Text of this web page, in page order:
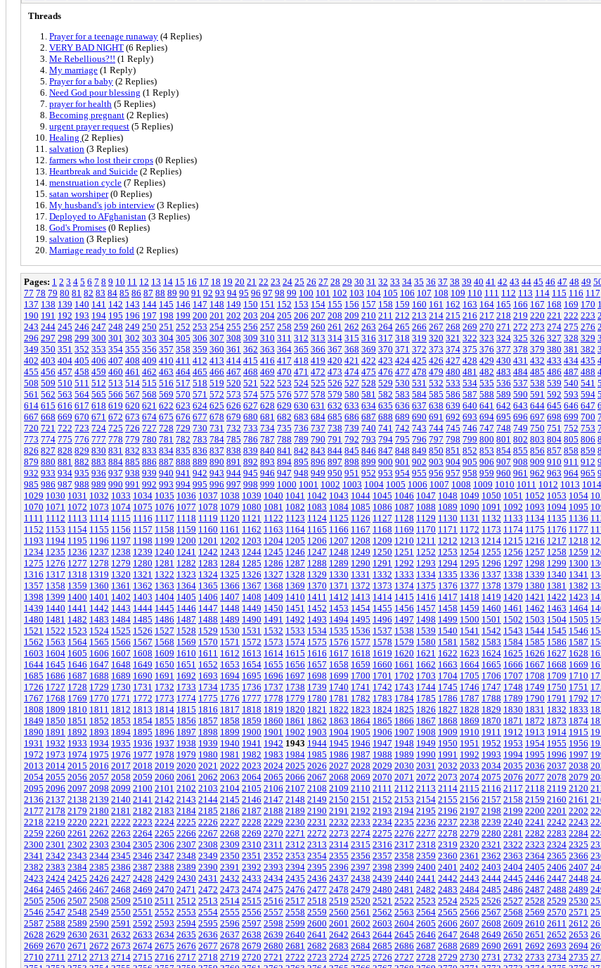
Threads
Prayer for a teenage runaway (4 Replies)
VERY BAD NIGHT (6 Replies)
Me Rebellious?!! (1 Reply)
My marriage (1 Reply)
Prayer for a baby (2 Replies)
Need God pour blessing (1 Reply)
prayer for health (5 Replies)
Becoming pregnant (2 Replies)
urgent prayer request (5 Replies)
Healing (2 Replies)
salvation (3 Replies)
farmers who lost their crops (0 Replies)
Heartbreak and Suicide (2 Replies)
menstruation cycle (7 Replies)
satan worshiper(0 Replies)
My husband's job interview(3 Replies)
Deployed to AFghanistan (3 Replies)
God's Promises (0 Replies)
salvation (3 Replies)
Marriage ready to fold (2 Replies)
Pages: 1 2 3 4 5 6 7 8 9 10 11 12 13 14 15 16 17 18 19 20 21 22 23 24 25 26 27 28 29 30 31 32 33 34 35 36 37 38 39 40 41 42 43 44 45 46 47 48 49
77 78 79 80 81 82 83 84 85 86 87 88 89 90 91 92 93 94 95 96 97 98 99 100 101 102 103 104 105 106 107 108 109 110 111 112 113 114 115 116 117
137 138 139 140 141 142 143 144 145 146 147 148 149 150 151 152 153 154 155 156 157 158 159 160 161 162 163 164 165 166 167 168 169 170
190 191 192 193 194 195 196 197 198 199 200 201 202 203 204 205 206 207 208 209 210 211 212 213 214 215 216 217 218 219 220 221 222 223
243 244 245 246 247 248 249 250 251 252 253 254 255 256 257 258 259 260 261 262 263 264 265 266 267 268 269 270 271 272 273 274 275 276
296 297 298 299 300 301 302 303 304 305 306 307 308 309 310 311 312 313 314 315 316 317 318 319 320 321 322 323 324 325 326 327 328 329
349 350 351 352 353 354 355 356 357 358 359 360 361 362 363 364 365 366 367 368 369 370 371 372 373 374 375 376 377 378 379 380 381 382
402 403 404 405 406 407 408 409 410 411 412 413 414 415 416 417 418 419 420 421 422 423 424 425 426 427 428 429 430 431 432 433 434 435
455 456 457 458 459 460 461 462 463 464 465 466 467 468 469 470 471 472 473 474 475 476 477 478 479 480 481 482 483 484 485 486 487 488
508 509 510 511 512 513 514 515 516 517 518 519 520 521 522 523 524 525 526 527 528 529 530 531 532 533 534 535 536 537 538 539 540 541
561 562 563 564 565 566 567 568 569 570 571 572 573 574 575 576 577 578 579 580 581 582 583 584 585 586 587 588 589 590 591 592 593 594
614 615 616 617 618 619 620 621 622 623 624 625 626 627 628 629 630 631 632 633 634 635 636 637 638 639 640 641 642 643 644 645 646 647
667 668 669 670 671 672 673 674 675 676 677 678 679 680 681 682 683 684 685 686 687 688 689 690 691 692 693 694 695 696 697 698 699 700
720 721 722 723 724 725 726 727 728 729 730 731 732 733 734 735 736 737 738 739 740 741 742 743 744 745 746 747 748 749 750 751 752 753
773 774 775 776 777 778 779 780 781 782 783 784 785 786 787 788 789 790 791 792 793 794 795 796 797 798 799 800 801 802 803 804 805 806
826 827 828 829 830 831 832 833 834 835 836 837 838 839 840 841 842 843 844 845 846 847 848 849 850 851 852 853 854 855 856 857 858 859
879 880 881 882 883 884 885 886 887 888 889 890 891 892 893 894 895 896 897 898 899 900 901 902 903 904 905 906 907 908 909 910 911 912
932 933 934 935 936 937 938 939 940 941 942 943 944 945 946 947 948 949 950 951 952 953 954 955 956 957 958 959 960 961 962 963 964 965
985 986 987 988 989 990 991 992 993 994 995 996 997 998 999 1000 1001 1002 1003 1004 1005 1006 1007 1008 1009 1010 1011 1012 1013 1014
1029 1030 1031 1032 1033 1034 1035 1036 1037 1038 1039 1040 1041 1042 1043 1044 1045 1046 1047 1048 1049 1050 1051 1052 1053 1054
1070 1071 1072 1073 1074 1075 1076 1077 1078 1079 1080 1081 1082 1083 1084 1085 1086 1087 1088 1089 1090 1091 1092 1093 1094 1095
1111 1112 1113 1114 1115 1116 1117 1118 1119 1120 1121 1122 1123 1124 1125 1126 1127 1128 1129 1130 1131 1132 1133 1134 1135 1136
1152 1153 1154 1155 1156 1157 1158 1159 1160 1161 1162 1163 1164 1165 1166 1167 1168 1169 1170 1171 1172 1173 1174 1175 1176 1177
1193 1194 1195 1196 1197 1198 1199 1200 1201 1202 1203 1204 1205 1206 1207 1208 1209 1210 1211 1212 1213 1214 1215 1216 1217 1218
1234 1235 1236 1237 1238 1239 1240 1241 1242 1243 1244 1245 1246 1247 1248 1249 1250 1251 1252 1253 1254 1255 1256 1257 1258 1259
1275 1276 1277 1278 1279 1280 1281 1282 1283 1284 1285 1286 1287 1288 1289 1290 1291 1292 1293 1294 1295 1296 1297 1298 1299 1300
1316 1317 1318 1319 1320 1321 1322 1323 1324 1325 1326 1327 1328 1329 1330 1331 1332 1333 1334 1335 1336 1337 1338 1339 1340 1341
1357 1358 1359 1360 1361 1362 1363 1364 1365 1366 1367 1368 1369 1370 1371 1372 1373 1374 1375 1376 1377 1378 1379 1380 1381 1382
1398 1399 1400 1401 1402 1403 1404 1405 1406 1407 1408 1409 1410 1411 1412 1413 1414 1415 1416 1417 1418 1419 1420 1421 1422 1423
1439 1440 1441 1442 1443 1444 1445 1446 1447 1448 1449 1450 1451 1452 1453 1454 1455 1456 1457 1458 1459 1460 1461 1462 1463 1464
1480 1481 1482 1483 1484 1485 1486 1487 1488 1489 1490 1491 1492 1493 1494 1495 1496 1497 1498 1499 1500 1501 1502 1503 1504 1505
1521 1522 1523 1524 1525 1526 1527 1528 1529 1530 1531 1532 1533 1534 1535 1536 1537 1538 1539 1540 1541 1542 1543 1544 1545 1546
1562 1563 1564 1565 1566 1567 1568 1569 1570 1571 1572 1573 1574 1575 1576 1577 1578 1579 1580 1581 1582 1583 1584 1585 1586 1587
1603 1604 1605 1606 1607 1608 1609 1610 1611 1612 1613 1614 1615 1616 1617 1618 1619 1620 1621 1622 1623 1624 1625 1626 1627 1628
1644 1645 1646 1647 1648 1649 1650 1651 1652 1653 1654 1655 1656 1657 1658 1659 1660 1661 1662 1663 1664 1665 1666 1667 1668 1669
1685 1686 1687 1688 1689 1690 1691 1692 1693 1694 1695 1696 1697 1698 1699 1700 1701 1702 1703 1704 1705 1706 1707 1708 1709 1710
1726 1727 1728 1729 1730 1731 1732 1733 1734 1735 1736 1737 1738 1739 1740 1741 1742 1743 1744 1745 1746 1747 1748 1749 1750 1751
1767 1768 1769 1770 1771 1772 1773 1774 1775 1776 1777 1778 1779 1780 1781 1782 1783 1784 1785 1786 1787 1788 1789 1790 1791 1792
1808 1809 1810 1811 1812 1813 1814 1815 1816 1817 1818 1819 1820 1821 1822 1823 1824 1825 1826 1827 1828 1829 1830 1831 1832 1833
1849 1850 1851 1852 1853 1854 1855 1856 1857 1858 1859 1860 1861 1862 1863 1864 1865 1866 1867 1868 1869 1870 1871 1872 1873 1874
1890 1891 1892 1893 1894 1895 1896 1897 1898 1899 1900 1901 1902 1903 1904 1905 1906 1907 1908 1909 1910 1911 1912 1913 1914 1915
1931 1932 1933 1934 1935 1936 1937 1938 1939 1940 1941 1942 1943 1944 1945 1946 1947 1948 1949 1950 1951 1952 1953 1954 1955 1956
1972 1973 1974 1975 1976 1977 1978 1979 1980 1981 1982 1983 1984 1985 1986 1987 1988 1989 1990 1991 1992 1993 1994 1995 1996 1997
2013 2014 2015 2016 2017 2018 2019 2020 2021 2022 2023 2024 2025 2026 2027 2028 2029 2030 2031 2032 2033 2034 2035 2036 2037 2038
2054 2055 2056 2057 2058 2059 2060 2061 2062 2063 2064 2065 2066 2067 2068 2069 2070 2071 2072 2073 2074 2075 2076 2077 2078 2079
2095 2096 2097 2098 2099 2100 2101 2102 2103 2104 2105 2106 2107 2108 2109 2110 2111 2112 2113 2114 2115 2116 2117 2118 2119 2120
2136 2137 2138 2139 2140 2141 2142 2143 2144 2145 2146 2147 2148 2149 2150 2151 2152 2153 2154 2155 2156 2157 2158 2159 2160 2161
2177 2178 2179 2180 2181 2182 2183 2184 2185 2186 2187 2188 2189 2190 2191 2192 2193 2194 2195 2196 2197 2198 2199 2200 2201 2202
2218 2219 2220 2221 2222 2223 2224 2225 2226 2227 2228 2229 2230 2231 2232 2233 2234 2235 2236 2237 2238 2239 2240 2241 2242 2243
2259 2260 2261 2262 2263 2264 2265 2266 2267 2268 2269 2270 2271 2272 2273 2274 2275 2276 2277 2278 2279 2280 2281 2282 2283 2284
2300 2301 2302 2303 2304 2305 2306 2307 2308 2309 2310 2311 2312 2313 2314 2315 2316 2317 2318 2319 2320 2321 2322 2323 2324 2325
2341 2342 2343 2344 2345 2346 2347 2348 2349 2350 2351 2352 2353 2354 2355 2356 2357 2358 2359 2360 2361 2362 2363 2364 2365 2366
2382 2383 2384 2385 2386 2387 2388 2389 2390 2391 2392 2393 2394 2395 2396 2397 2398 2399 2400 2401 2402 2403 2404 2405 2406 2407
2423 2424 2425 2426 2427 2428 2429 2430 2431 2432 2433 2434 2435 2436 2437 2438 2439 2440 2441 2442 2443 2444 2445 2446 2447 2448
2464 2465 2466 2467 2468 2469 2470 2471 2472 2473 2474 2475 2476 2477 2478 2479 2480 2481 2482 2483 2484 2485 2486 2487 2488 2489
2505 2506 2507 2508 2509 2510 2511 2512 2513 2514 2515 2516 2517 2518 2519 2520 2521 2522 2523 2524 2525 2526 2527 2528 2529 2530
2546 2547 2548 2549 2550 2551 2552 2553 2554 2555 2556 2557 2558 2559 2560 2561 2562 2563 2564 2565 2566 2567 2568 2569 2570 2571
2587 2588 2589 2590 2591 2592 2593 2594 2595 2596 2597 2598 2599 2600 2601 2602 2603 2604 2605 2606 2607 2608 2609 2610 2611 2612
2628 2629 2630 2631 2632 2633 2634 2635 2636 2637 2638 2639 2640 2641 2642 2643 2644 2645 2646 2647 2648 2649 2650 2651 2652 2653
2669 2670 2671 2672 2673 2674 2675 2676 2677 2678 2679 2680 2681 2682 2683 2684 2685 2686 2687 2688 2689 2690 2691 2692 2693 2694
2710 2711 2712 2713 2714 2715 2716 2717 2718 2719 2720 2721 2722 2723 2724 2725 2726 2727 2728 2729 2730 2731 2732 2733 2734 2735